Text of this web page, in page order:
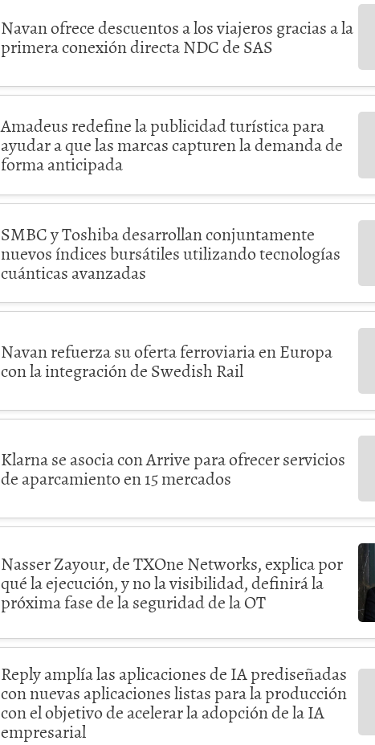
Navan ofrece descuentos a los viajeros gracias a la
primera conexión directa NDC de SAS
Amadeus redefine la publicidad turística para
ayudar a que las marcas capturen la demanda de
forma anticipada
SMBC y Toshiba desarrollan conjuntamente
nuevos índices bursátiles utilizando tecnologías
cuánticas avanzadas
Navan refuerza su oferta ferroviaria en Europa
con la integración de Swedish Rail
Klarna se asocia con Arrive para ofrecer servicios
de aparcamiento en 15 mercados
Nasser Zayour, de TXOne Networks, explica por
qué la ejecución, y no la visibilidad, definirá la
próxima fase de la seguridad de la OT
Reply amplía las aplicaciones de IA prediseñadas
con nuevas aplicaciones listas para la producción
con el objetivo de acelerar la adopción de la IA
empresarial